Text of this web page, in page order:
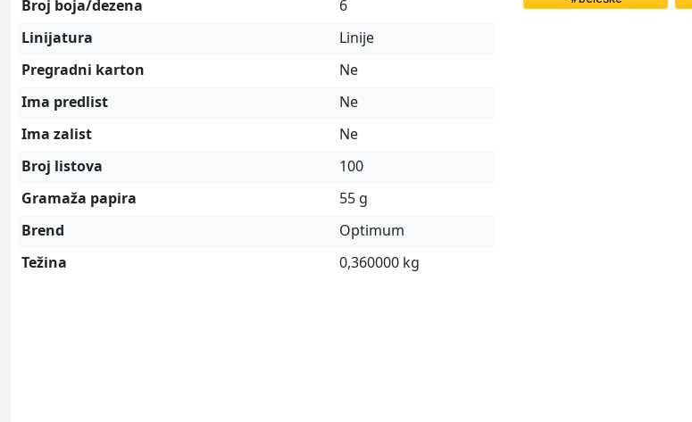
Broj boja/dezena
6
Linijatura
Linije
Pregradni karton
Ne
Ima predlist
Ne
Ima zalist
Ne
Broj listova
100
Gramaža papira
55 g
Brend
Optimum
Težina
0,360000 kg